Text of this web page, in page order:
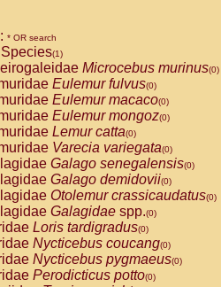
Cebus capucinus
Cebus nigrivittatus
Cebus spp.(0)
Saimiri boliviensis(0)
Saimiri sciureus(0)
Alouatta caraya(0)
Alouatta fusca(0)
Alouatta seniculus(0)
Alouattaspp.(0)
Ateles belzebuth(0)
Ateles geoffroyi(0)
Ateles paniscus(0)
Atelesspp.(0)
Lagothrix lagothricha(0)
Lagothrix lagothricha cana
Cacajao calvus
* OR search
(1)
Microcebus murinus(0)
Eulemur fulvus(0)
Eulemur macaco(0)
Eulemur mongoz(0)
Lemur catta(0)
Varecia variegata(0)
Galago senegalensis(0)
Galago demidovii(0)
Otolemur crassicaudatus(0)
Galagidae spp.(0)
Loris tardigradus(0)
Nycticebus coucang(0)
Nycticebus pygmaeus(0)
Perodicticus potto(0)